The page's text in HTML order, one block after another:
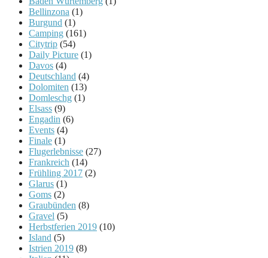
Bellinzona (1)
Burgund (1)
Camping (161)
Citytrip (54)
Daily Picture (1)
Davos (4)
Deutschland (4)
Dolomiten (13)
Domleschg (1)
Elsass (9)
Engadin (6)
Events (4)
Finale (1)
Flugerlebnisse (27)
Frankreich (14)
Frühling 2017 (2)
Glarus (1)
Goms (2)
Graubünden (8)
Gravel (5)
Herbstferien 2019 (10)
Island (5)
Istrien 2019 (8)